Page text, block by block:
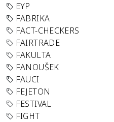
EYP
FABRIKA
FACT-CHECKERS
FAIRTRADE
FAKULTA
FANOUŠEK
FAUCI
FEJETON
FESTIVAL
FIGHT